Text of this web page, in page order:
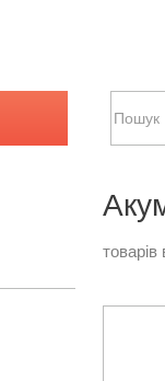
товарів